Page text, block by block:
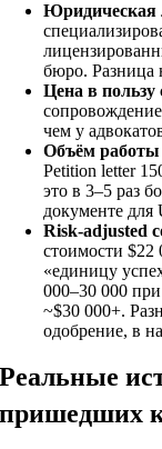
Юридическая
бюро. Разница
Цена в
чем у
Объём работы
Petition letter
это в 3–5 раз
документе для
Risk-adjusted
стоимости $22
«единицу
000–30 000
~$30 000+.
одобрение, в
Реальные
пришедших к